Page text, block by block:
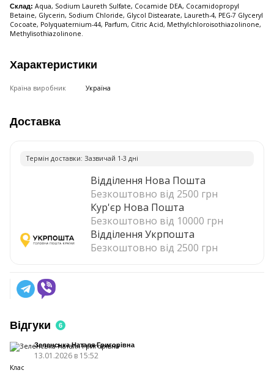
Склад: Aqua, Sodium Laureth Sulfate, Cocamide DEA, Cocamidopropyl
Betaine, Glycerin, Sodium Chloride, Glycol Distearate, Laureth-4, PEG-7 Glyceryl
Cocoate, Polyquaternium-44, Parfum, Citric Acid, Methylchloroisothiazolinone,
Methylisothiazolinone.
Характеристики
Країна виробник Україна
Доставка
Термiн доставки: Зазвичай 1-3 днi
Відділення Нова Пошта
Безкоштовно від 2500 грн
Кур'єр Нова Пошта
Безкоштовно від 10000 грн
Відділення Укрпошта
Безкоштовно від 2500 грн
Відгуки 6
Зеленська Наталя Григорівна
13.01.2026 в 15:52
Клас